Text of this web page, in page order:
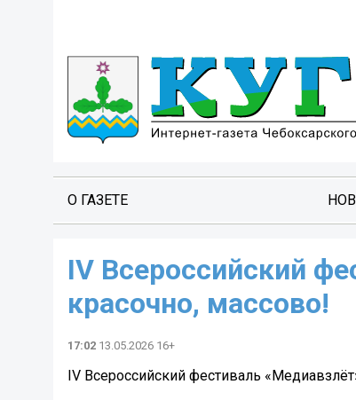
О ГАЗЕТЕ
IV Всероссийский
красочно, массово!
17:02 13.05.2026 16+
IV Всероссийский фестиваль